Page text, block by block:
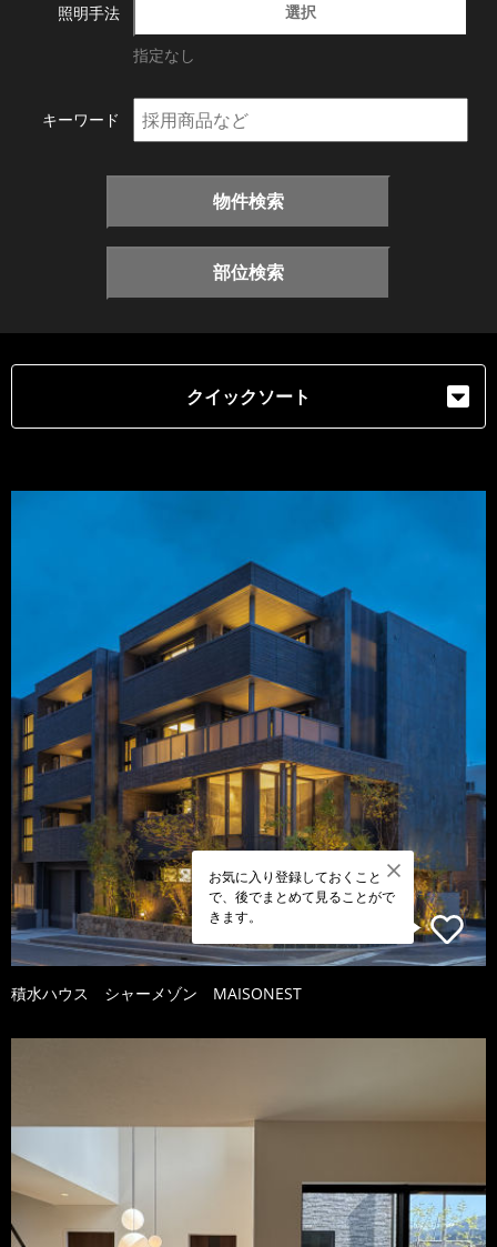
照明手法 選択
指定なし
キーワード
物件検索
部位検索
クイックソート
お気に入り登録しておくこと
で、後でまとめて見ることがで
きます。
積水ハウス シャーメゾン MAISONEST